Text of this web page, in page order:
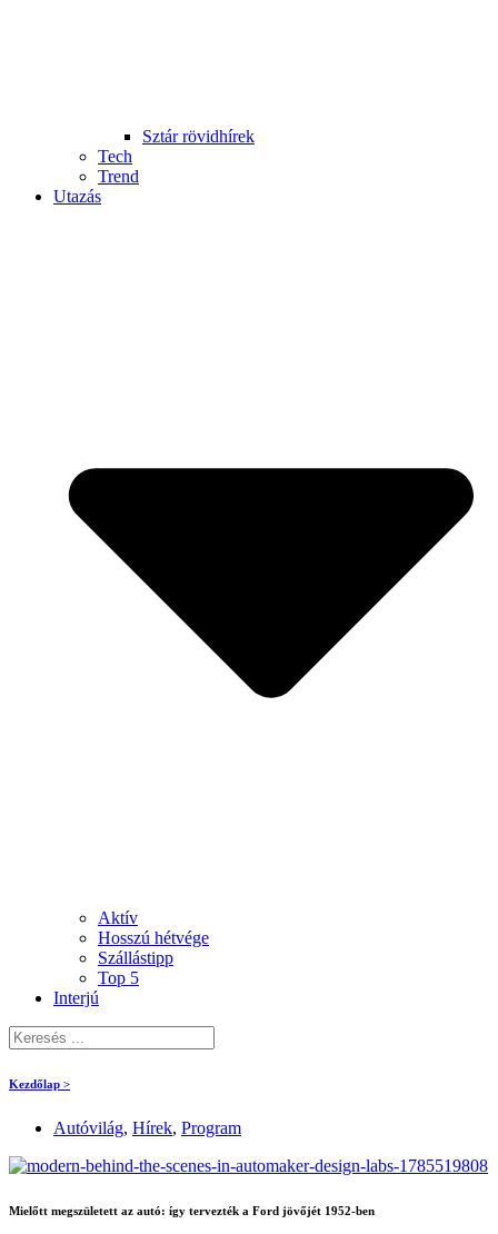
Sztár rövidhírek
Tech
Trend
Utazás
Aktív
Hosszú hétvége
Szállástipp
Top 5
Interjú
Kezdőlap >
Autóvilág, Hírek, Program
Mielőtt megszületett az autó: így tervezték a Ford jövőjét 1952-ben